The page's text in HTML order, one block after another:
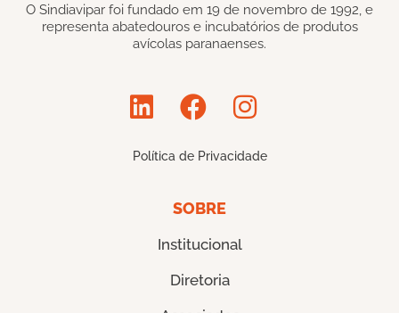
O Sindiavipar foi fundado em 19 de novembro de 1992, e
representa abatedouros e incubatórios de produtos
avícolas paranaenses.
Política de Privacidade
SOBRE
Institucional
Diretoria